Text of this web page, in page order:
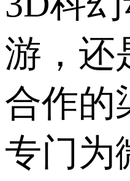
游，还
合作的
专门为